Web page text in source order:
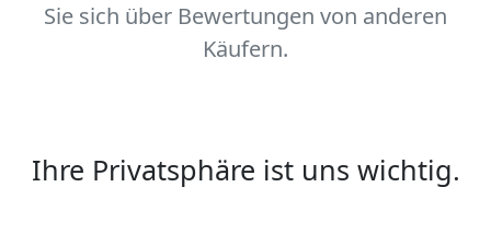
Sie sich über Bewertungen von anderen
Käufern.
Ihre Privatsphäre ist uns wichtig.